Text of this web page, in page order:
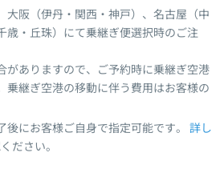
大阪（伊丹・関西・神戸）、名古屋（中
歳・丘珠）にて乗継ぎ便選択時のご注
がありますので、ご予約時に乗継ぎ空港
乗継ぎ空港の移動に伴う費用はお客様の
にお客様ご自身で指定可能です。
詳し
ださい。